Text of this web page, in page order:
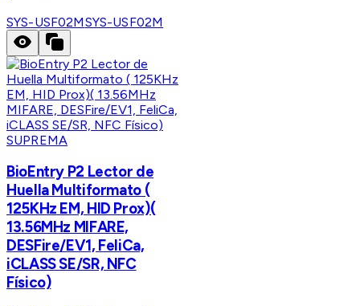
SYS-USF02MSYS-USF02M
SUPREMA
BioEntry P2 Lector de
Huella Multiformato (
125KHz EM, HID Prox)(
13.56MHz MIFARE,
DESFire/EV1, FeliCa,
iCLASS SE/SR, NFC
Físico)